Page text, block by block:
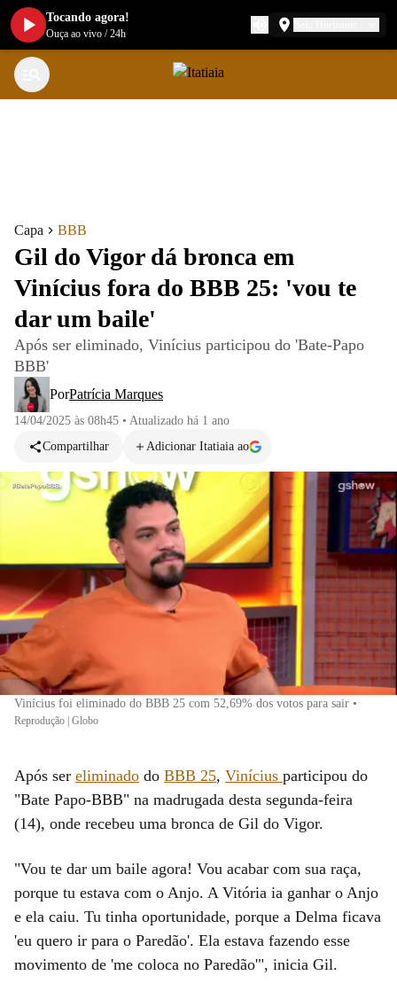
Capa BBB
Gil do Vigor dá bronca em
Vinícius fora do BBB 25: 'vou te
dar um baile'
Após ser eliminado, Vinícius participou do 'Bate-Papo
BBB'
PorPatrícia Marques
14/04/2025 às 08h45 • Atualizado há 1 ano
Compartilhar
Adicionar Itatiaia ao
Vinícius foi eliminado do BBB 25 com 52,69% dos votos para sair •
Reprodução | Globo
Após ser eliminado do BBB 25, Vinícius participou do
"Bate Papo-BBB" na madrugada desta segunda-feira
(14), onde recebeu uma bronca de Gil do Vigor.
"Vou te dar um baile agora! Vou acabar com sua raça,
porque tu estava com o Anjo. A Vitória ia ganhar o Anjo
e ela caiu. Tu tinha oportunidade, porque a Delma ficava
'eu quero ir para o Paredão'. Ela estava fazendo esse
movimento de 'me coloca no Paredão'", inicia Gil.
Tocando agora!
Ouça ao vivo /24h